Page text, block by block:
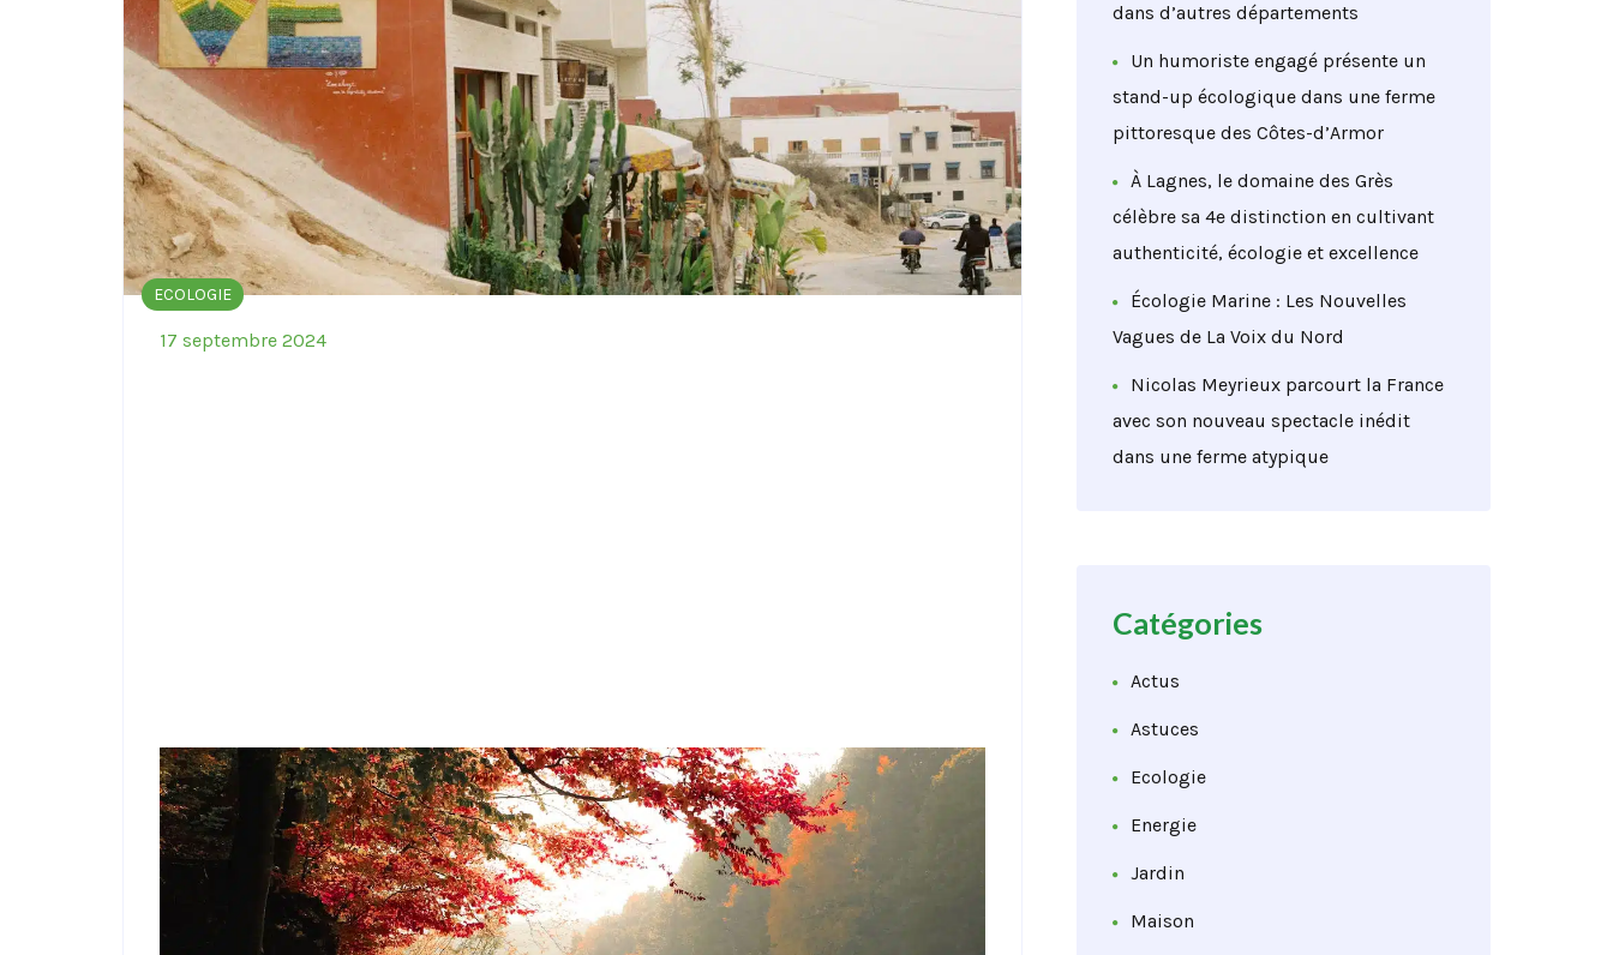
ECOLOGIE
17 septembre 2024
dans d’autres départements
Un humoriste engagé présente un
stand-up écologique dans une ferme
pittoresque des Côtes-d’Armor
À Lagnes, le domaine des Grès
célèbre sa 4e distinction en cultivant
authenticité, écologie et excellence
Écologie Marine : Les Nouvelles
Vagues de La Voix du Nord
Nicolas Meyrieux parcourt la France
avec son nouveau spectacle inédit
dans une ferme atypique
Catégories
Actus
Astuces
Ecologie
Energie
Jardin
Maison